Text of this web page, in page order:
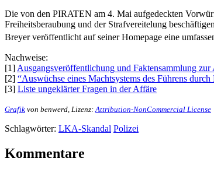
Die von den PIRATEN am 4. Mai aufgedeckten
Freiheitsberaubung und der Strafvereitelung
Breyer veröffentlicht auf seiner Homepage eine
Nachweise:
[1] Ausgangsveröffentlichung und Faktensammlung zur
[2] “Auswüchse eines Machtsystems des Führens durch
[3] Liste ungeklärter Fragen in der Affäre
Grafik von benwerd, Lizenz: Attribution-NonCommercial License
Schlagwörter: LKA-Skandal Polizei
Kommentare